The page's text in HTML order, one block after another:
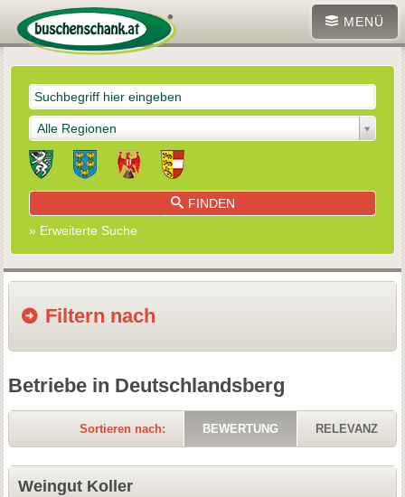
MENÜ
Alle Regionen
FINDEN
» Erweiterte Suche
Filtern nach
Betriebe in Deutschlandsberg
Sortieren nach: BEWERTUNG RELEVANZ
Weingut Koller